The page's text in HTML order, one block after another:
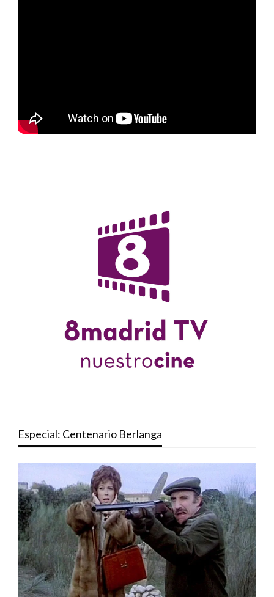
Especial: Centenario Berlanga